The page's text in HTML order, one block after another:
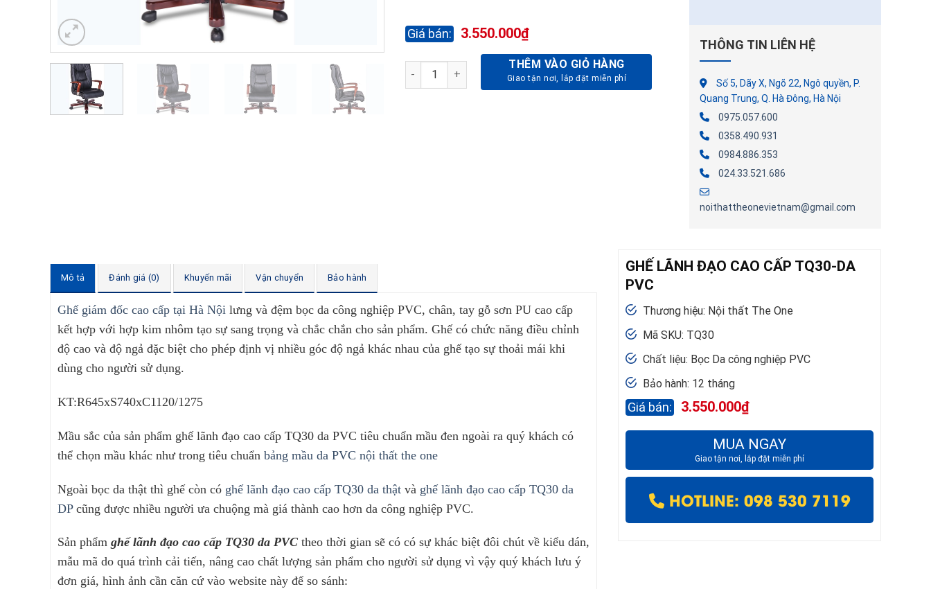
3.550.000₫
GHẾ LÃNH ĐẠO CAO CẤP TQ30-DA PVC số lượng
THÊM VÀO GIỎ HÀNG
THÔNG TIN LIÊN HỆ
Số 5, Dãy X, Ngõ 22, Ngô quyền, P.
Quang Trung, Q. Hà Đông, Hà Nội
0975.057.600
0358.490.931
0984.886.353
024.33.521.686
noithattheonevietnam@gmail.com
Mô tả Đánh giá (0) Khuyến mãi Vận chuyển Bảo hành
Ghế giám đốc cao cấp tại Hà Nội lưng và đệm bọc da công nghiệp PVC, chân, tay gỗ sơn PU cao cấp
kết hợp với hợp kim nhôm tạo sự sang trọng và chắc chắn cho sản phẩm. Ghế có chức năng điều chỉnh
độ cao và độ ngả đặc biệt cho phép định vị nhiều góc độ ngả khác nhau của ghế tạo sự thoải mái khi
dùng cho người sử dụng.
KT:R645xS740xC1120/1275
Mầu sắc của sản phẩm ghế lãnh đạo cao cấp TQ30 da PVC tiêu chuẩn mầu đen ngoài ra quý khách có
thể chọn mầu khác như trong tiêu chuẩn bảng mầu da PVC nội thất the one
Ngoài bọc da thật thì ghế còn có ghế lãnh đạo cao cấp TQ30 da thật và ghế lãnh đạo cao cấp TQ30 da
DPcũng được nhiều người ưa chuộng mà giá thành cao hơn da công nghiệp PVC.
Sản phẩm ghế lãnh đạo cao cấp TQ30 da PVC theo thời gian sẽ có có sự khác biệt đôi chút về kiểu dán,
mẫu mã do quá trình cải tiến, nâng cao chất lượng sản phẩm cho người sử dụng vì vậy quý khách lưu ý
đơn giá, hình ảnh cần căn cứ vào website này để so sánh:
GHẾ LÃNH ĐẠO CAO CẤP TQ30-DA
PVC
Thương hiệu: Nội thất The One
Mã SKU: TQ30
Chất liệu: Bọc Da công nghiệp PVC
Bảo hành: 12 tháng
3.550.000₫
MUA NGAY
Giao tận nơi, lắp đặt miễn phí
HOTLINE: 098 530 7119